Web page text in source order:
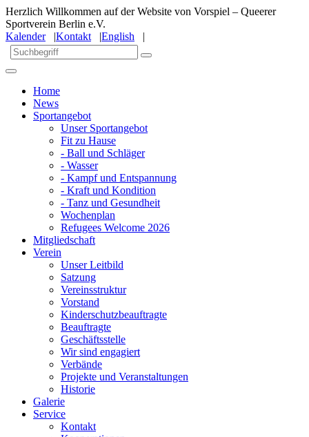
Herzlich Willkommen auf der Website von Vorspiel – Queerer
Sportverein Berlin e.V.
Kalender|Kontakt |English |
Home
News
Sportangebot
Unser Sportangebot
Fit zu Hause
- Ball und Schläger
- Wasser
- Kampf und Entspannung
- Kraft und Kondition
- Tanz und Gesundheit
Wochenplan
Refugees Welcome 2026
Mitgliedschaft
Verein
Unser Leitbild
Satzung
Vereinsstruktur
Vorstand
Kinderschutzbeauftragte
Beauftragte
Geschäftsstelle
Wir sind engagiert
Verbände
Projekte und Veranstaltungen
Historie
Galerie
Service
Kontakt